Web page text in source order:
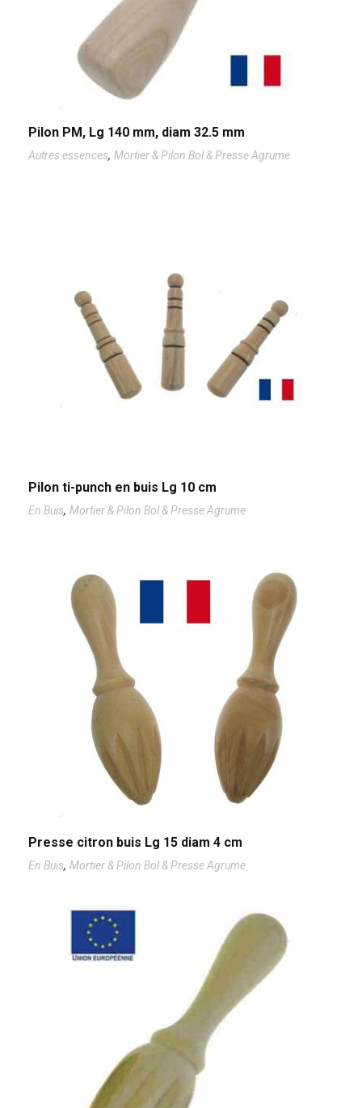
Pilon PM, Lg 140 mm, diam 32.5 mm
Autres essences, Mortier & Pilon Bol & Presse Agrume
Pilon ti-punch en buis Lg 10 cm
En Buis, Mortier & Pilon Bol & Presse Agrume
Presse citron buis Lg 15 diam 4 cm
En Buis, Mortier & Pilon Bol & Presse Agrume